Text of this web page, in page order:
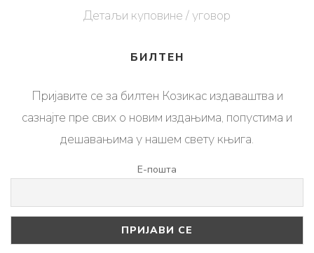
Детаљи куповине / уговор
БИЛТЕН
Пријавите се за билтен Козикас издаваштва и
сазнајте пре свих о новим издањима, попустима и
дешавањима у нашем свету књига.
Е-пошта